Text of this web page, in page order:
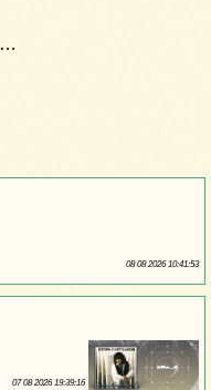
08 08 2026 10:41:53
07 08 2026 19:39:16